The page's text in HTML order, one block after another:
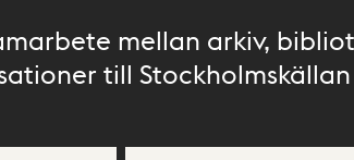
mellan arkiv,
till